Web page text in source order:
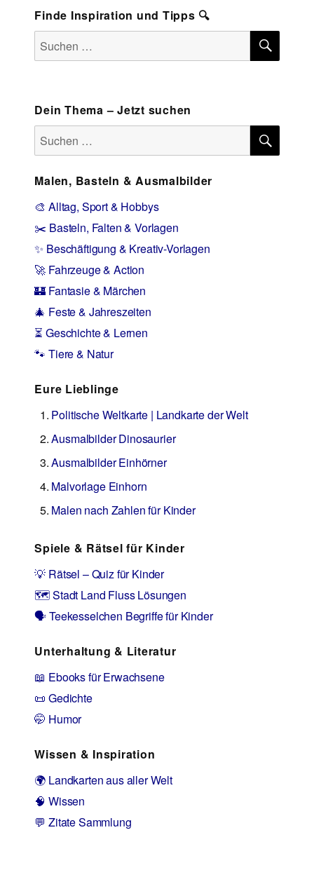
Finde Inspiration und Tipps 🔍
Suchen
nach:
Dein Thema – Jetzt suchen
Suchen
nach:
Malen, Basteln & Ausmalbilder
🎨 Alltag, Sport & Hobbys
✂️ Basteln, Falten & Vorlagen
✨ Beschäftigung & Kreativ-Vorlagen
🚀 Fahrzeuge & Action
🏰 Fantasie & Märchen
🎄 Feste & Jahreszeiten
⏳ Geschichte & Lernen
🐾 Tiere & Natur
Eure Lieblinge
Politische Weltkarte | Landkarte der Welt
Ausmalbilder Dinosaurier
Ausmalbilder Einhörner
Malvorlage Einhorn
Malen nach Zahlen für Kinder
Spiele & Rätsel für Kinder
💡 Rätsel – Quiz für Kinder
🗺️ Stadt Land Fluss Lösungen
🗣️ Teekesselchen Begriffe für Kinder
Unterhaltung & Literatur
📖 Ebooks für Erwachsene
📜 Gedichte
🤭 Humor
Wissen & Inspiration
🌍 Landkarten aus aller Welt
🧠 Wissen
💬 Zitate Sammlung